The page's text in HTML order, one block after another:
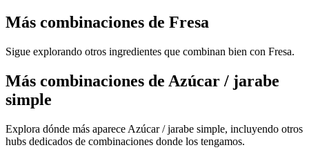
Más combinaciones de Fresa
Sigue explorando otros ingredientes que combinan bien con Fresa.
Más combinaciones de Azúcar / jarabe
simple
Explora dónde más aparece Azúcar / jarabe simple, incluyendo otros
hubs dedicados de combinaciones donde los tengamos.